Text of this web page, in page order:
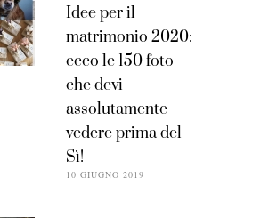
Idee per il
matrimonio 2020:
ecco le 150 foto
che devi
assolutamente
vedere prima del
Sì!
10 GIUGNO 2019